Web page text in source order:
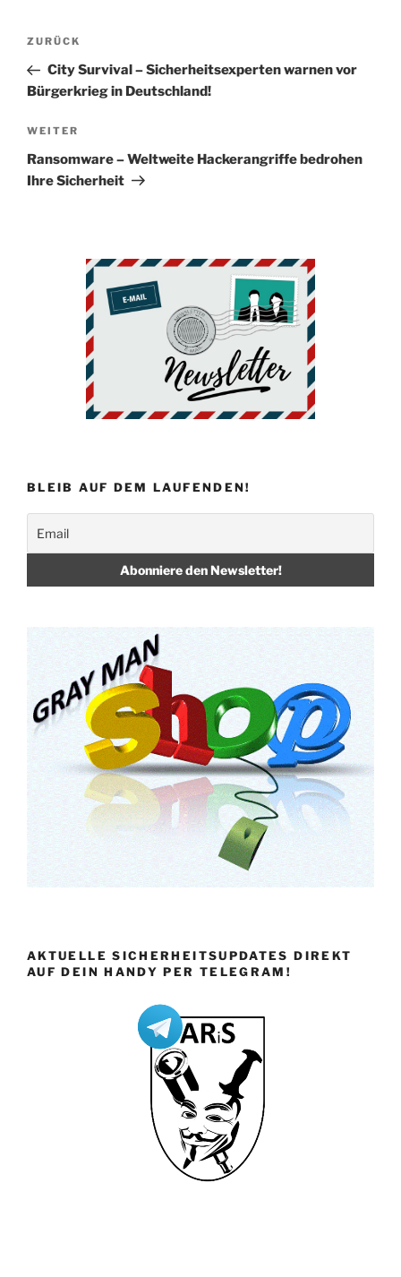
Beitragsnavigation
Vorheriger
Beitrag
ZURÜCK
City Survival – Sicherheitsexperten warnen vor
Bürgerkrieg in Deutschland!
Nächster
Beitrag
WEITER
Ransomware – Weltweite Hackerangriffe bedrohen
Ihre Sicherheit
BLEIB AUF DEM LAUFENDEN!
AKTUELLE SICHERHEITSUPDATES DIREKT
AUF DEIN HANDY PER TELEGRAM!